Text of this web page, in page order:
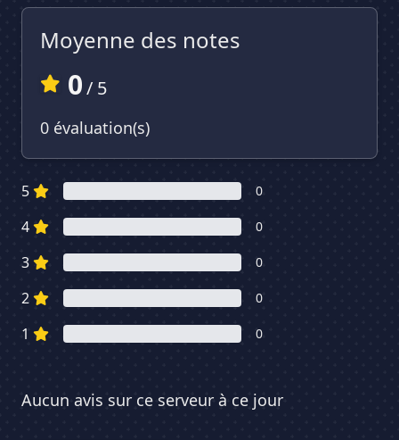
Moyenne des notes
0/ 5
0 évaluation(s)
5 0
4 0
3 0
2 0
1 0
Aucun avis sur ce serveur à ce jour